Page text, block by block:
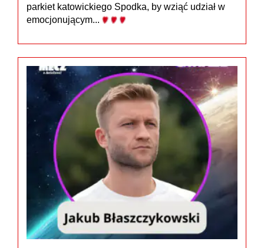
parkiet katowickiego Spodka, by wziąć udział w
emocjonującym...